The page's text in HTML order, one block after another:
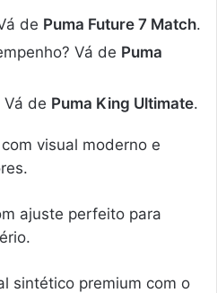
de Puma Future 7 Match.
Vá de Puma
de Puma King Ultimate.
visual moderno e
ajuste perfeito para
sintético premium com o